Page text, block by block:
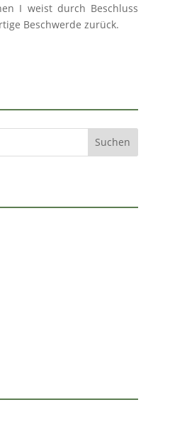
I weist durch Beschluss
Beschwerde zurück.